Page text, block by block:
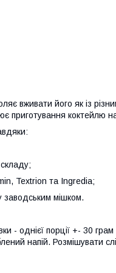
вживати його як із
приготування коктейлю
Textrion та Ingredia;
заводським мішком.
- однієї порції +- 30
напій. Розмішувати